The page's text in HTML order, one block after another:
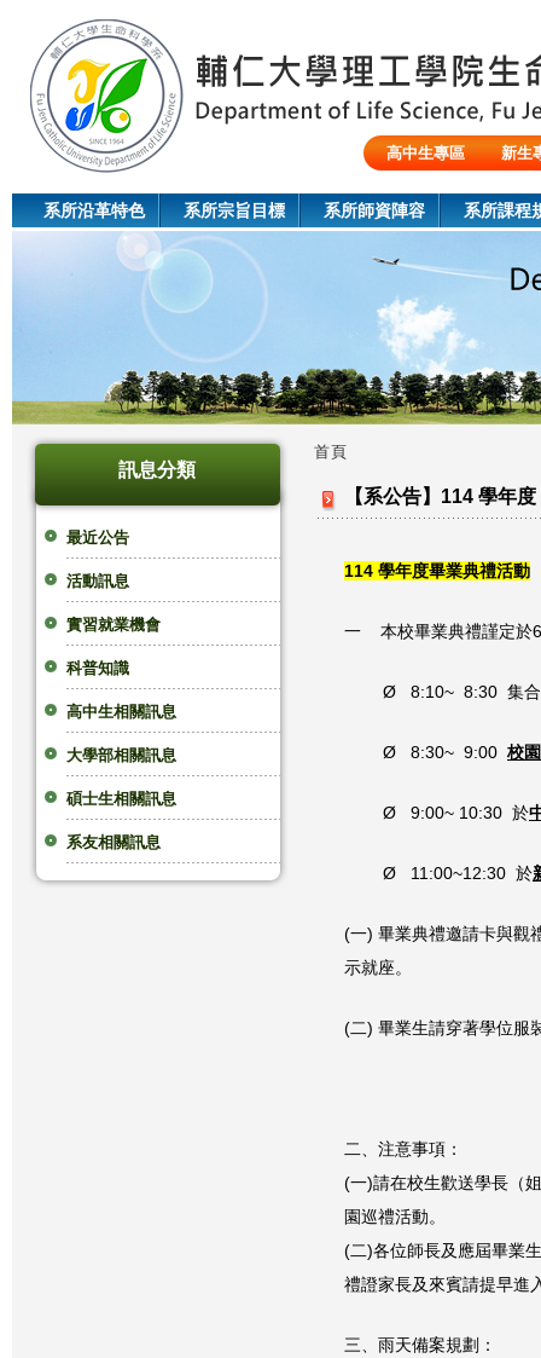
高中生專區
新生
系所沿革特色 系所宗旨目標 系所師資陣容 系所課程
訊息分類
最近公告
活動訊息
實習就業機會
科普知識
高中生相關訊息
大學部相關訊息
碩士生相關訊息
系友相關訊息
您
首頁
【系公告】114 學年
114 學年度畢業典禮活動
一 本校畢業典禮謹定於6
Ø 8:10~ 8:30 集合 (
Ø 8:30~ 9:00 校
Ø 9:00~ 10:30 於
Ø 11:00~12:30 於
(一) 畢業典禮邀請卡與觀
示就座。
(二) 畢業生請穿著學位服
二、注意事項：
(一)請在校生歡送學長（
園巡禮活動。
(二)各位師長及應屆畢業
禮證家長及來賓請提早進
三、雨天備案規劃：